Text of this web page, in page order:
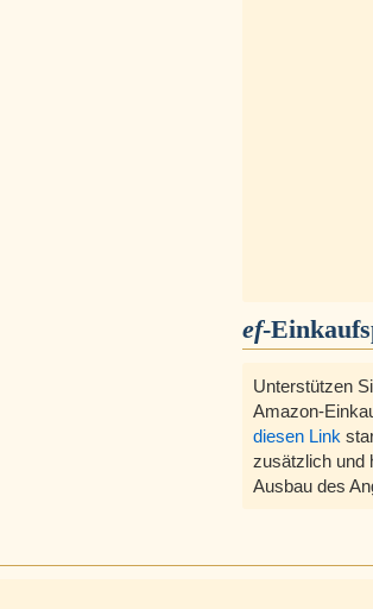
ef-
Unterstützen
Amazon-
diesen Link
zusätzlich und
Ausbau des